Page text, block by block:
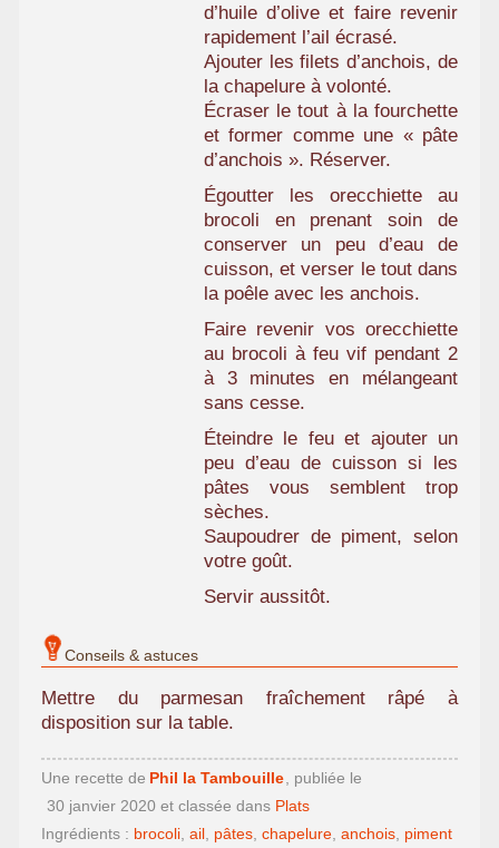
d’huile d’olive et faire revenir
rapidement l’ail écrasé.
Ajouter les filets d’anchois, de
la chapelure à volonté.
Écraser le tout à la fourchette
et former comme une « pâte
d’anchois ». Réserver.
Égoutter les orecchiette au
brocoli en prenant soin de
conserver un peu d’eau de
cuisson, et verser le tout dans
la poêle avec les anchois.
Faire revenir vos orecchiette
au brocoli à feu vif pendant 2
à 3 minutes en mélangeant
sans cesse.
Éteindre le feu et ajouter un
peu d’eau de cuisson si les
pâtes vous semblent trop
sèches.
Saupoudrer de piment, selon
votre goût.
Servir aussitôt.
Conseils & astuces
Mettre du parmesan fraîchement râpé à
disposition sur la table.
Une recette de Phil la Tambouille , publiée le
30 janvier 2020 et classée dans Plats
Ingrédients : brocoli ail pâtes chapelure anchois piment